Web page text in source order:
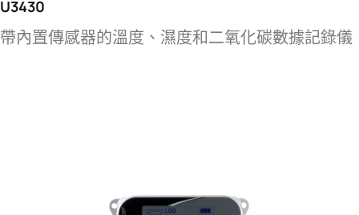
U3430
帶內置傳感器的溫度、濕度和二氧化碳數據記錄儀